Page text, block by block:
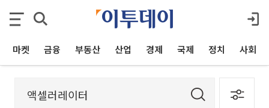
마켓 금융 부동산 산업 경제 국제 정치 사회